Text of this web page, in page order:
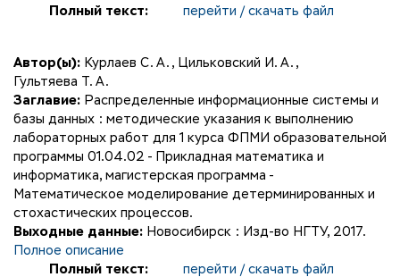
Полный текст:
перейти / скачать файл
Автор(ы): Курлаев С. А. , Цильковский И. А. ,
Гультяева Т. А.
Заглавие: Распределенные информационные системы и
базы данных : методические указания к выполнению
лабораторных работ для 1 курса ФПМИ образовательной
программы 01.04.02 - Прикладная математика и
информатика, магистерская программа -
Математическое моделирование детерминированных и
стохастических процессов.
Выходные данные: Новосибирск : Изд-во НГТУ, 2017.
Полное описание
Полный текст:
перейти / скачать файл